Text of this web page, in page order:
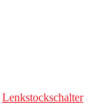
Lenkstockschalter